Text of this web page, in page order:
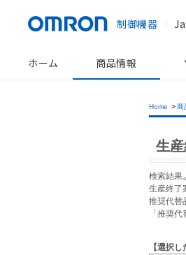
制御機器
ホーム 商品情報
Home >商
生
検索結果
生産終了
推奨代替
「推奨
【選択し